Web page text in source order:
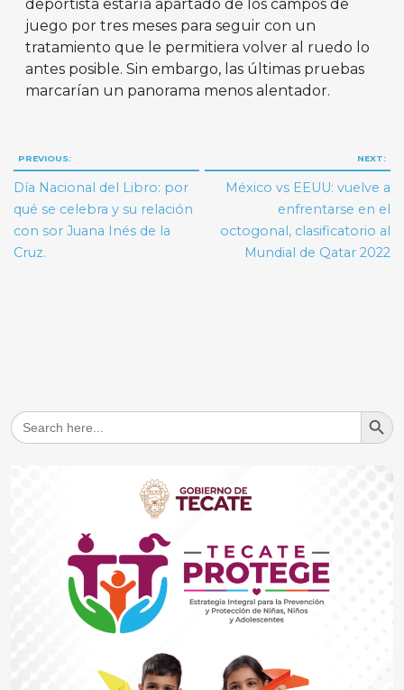
deportista estaría apartado de los campos de
juego por tres meses para seguir con un
tratamiento que le permitiera volver al ruedo lo
antes posible. Sin embargo, las últimas pruebas
marcarían un panorama menos alentador.
Navegación
de
entradas
PREVIOUS:
Día Nacional del Libro: por
qué se celebra y su relación
con sor Juana Inés de la
Cruz.
NEXT:
México vs EEUU: vuelve a
enfrentarse en el
octogonal, clasificatorio al
Mundial de Qatar 2022
Search
for:
Search